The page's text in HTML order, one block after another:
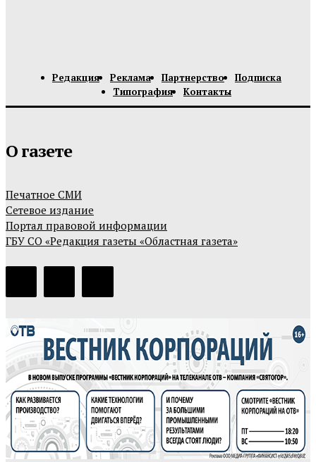
Редакция Реклама Партнерство
Подписка
Типография
Контакты
О газете
Печатное СМИ
Сетевое издание
Портал правовой информации
ГБУ СО «Редакция газеты «Областная газета»